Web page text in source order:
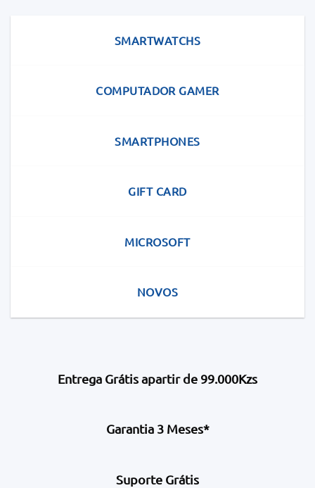
SMARTWATCHS
COMPUTADOR GAMER
SMARTPHONES
GIFT CARD
MICROSOFT
NOVOS
Entrega Grátis apartir de 99.000Kzs
Garantia 3 Meses*
Suporte Grátis